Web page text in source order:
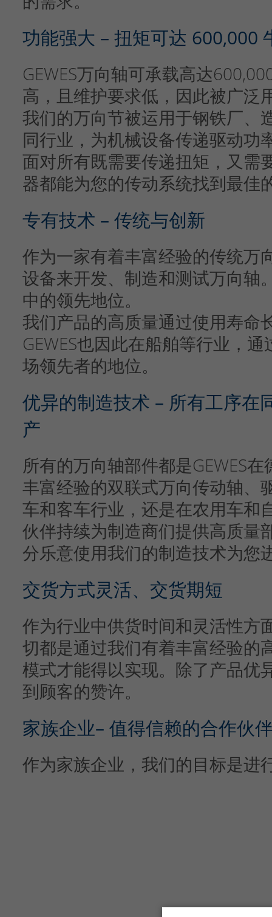
功能强大 – 扭矩可达 600,000
GEWES万向轴可承载高达
高，且维护要求低，因此被广泛
我们的万向节被运用于钢铁厂、
同行业，为机械设备传递驱动功
面对所有既需要传递扭矩，又需
器都能为您的传动系统找到最佳
专有技术 – 传统与创新
作为一家有着丰富经验的传统万
设备来开发、制造和测试万向轴
中的领先地位。
我们产品的高质量通过使用寿命
GEWES也因此在船舶等行业，
场领先者的地位。
优异的制造技术 – 所有工序在
产
所有的万向轴部件都是GEWES
丰富经验的双联式万向传动轴、
车和客车行业，还是在农用车和
伙伴持续为制造商们提供高质量
分乐意使用我们的制造技术为您
交货方式灵活、交货期短
作为行业中供货时间和灵活性方
切都是通过我们有着丰富经验的
模式才能得以实现。除了产品优
到顾客的赞许。
家族企业– 值得信赖的合作伙
作为家族企业，我们的目标是进